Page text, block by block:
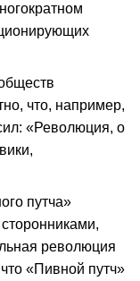
что, например,
«Революция, о
путча»
революция
«Пивной путч»